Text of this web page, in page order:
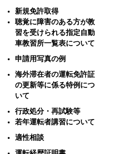
新規免許取得
聴覚に障害のある方が教
習を受けられる指定自動
車教習所一覧表について
申請用写真の例
海外滞在者の運転免許証
の更新等に係る特例につ
いて
行政処分・再試験等
若年運転者講習について
適性相談